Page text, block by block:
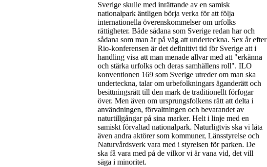
Sverige skulle med inrättande av en samisk
nationalpark äntligen börja verka för att följa
internationella överenskommelser om urfolks
rättigheter. Både sådana som Sverige redan har och
sådana som man är på väg att underteckna. Sex år efter
Rio-konferensen är det definitivt tid för Sverige att i
handling visa att man menade allvar med att "erkänna
och stärka urfolks och deras samhällens roll". ILO
konventionen 169 som Sverige utreder om man ska
underteckna, talar om urbefolkningars äganderätt och
besittningsrätt till den mark de traditionellt förfogar
över. Men även om ursprungsfolkens rätt att delta i
användningen, förvaltningen och bevarandet av
naturtillgångar på sina marker. Helt i linje med en
samiskt förvaltad nationalpark. Naturligtvis ska vi låta
även andra aktörer som kommuner, Länsstyrelse och
Naturvårdsverk vara med i styrelsen för parken. De
ska få vara med på de vilkor vi är vana vid, det vill
säga i minoritet.